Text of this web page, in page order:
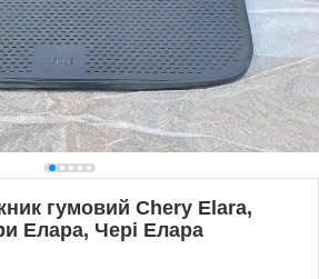
гумовий Chery Elara,
Елара, Чері Елара